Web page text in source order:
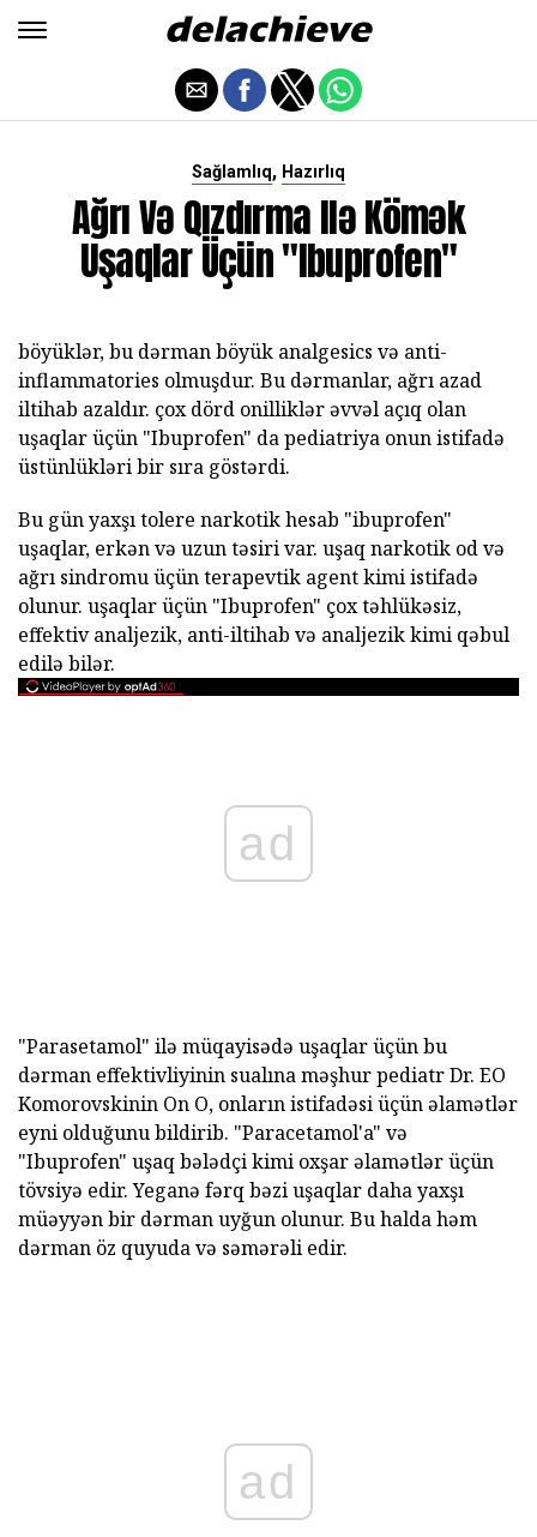
Sağlamlıq, Hazırlıq
Ağrı Və Qızdırma Ilə Kömək
Uşaqlar Üçün "Ibuprofen"
böyüklər, bu dərman böyük analgesics və anti-
inflammatories olmuşdur. Bu dərmanlar, ağrı azad
iltihab azaldır. çox dörd onilliklər əvvəl açıq olan
uşaqlar üçün "Ibuprofen" da pediatriya onun istifadə
üstünlükləri bir sıra göstərdi.
Bu gün yaxşı tolere narkotik hesab "ibuprofen"
uşaqlar, erkən və uzun təsiri var. uşaq narkotik od və
ağrı sindromu üçün terapevtik agent kimi istifadə
olunur. uşaqlar üçün "Ibuprofen" çox təhlükəsiz,
effektiv analjezik, anti-iltihab və analjezik kimi qəbul
edilə bilər.
ad
"Parasetamol" ilə müqayisədə uşaqlar üçün bu
dərman effektivliyinin sualına məşhur pediatr Dr. EO
Komorovskinin On O, onların istifadəsi üçün əlamətlər
eyni olduğunu bildirib. "Paracetamol'a" və
"Ibuprofen" uşaq bələdçi kimi oxşar əlamətlər üçün
tövsiyə edir. Yeganə fərq bəzi uşaqlar daha yaxşı
müəyyən bir dərman uyğun olunur. Bu halda həm
dərman öz quyuda və səmərəli edir.
ad